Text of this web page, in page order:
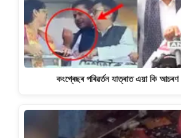
কংগ্ৰেছৰ পৰিৱৰ্তন যাত্ৰাত এয়া কি